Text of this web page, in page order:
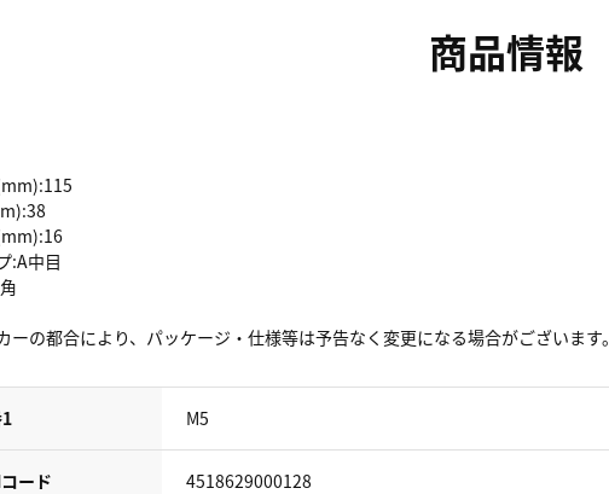
商品情報
:A中目
ーの都合により、パッケージ・仕様等は予告なく変更になる場合がございます。
M5
ード 4518629000128